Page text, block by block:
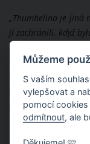
„Thumbelina je jiná
ji zachránili, když
šanci se spojit s
ona nás bere jako
často se leká i
stresuje ji, když
nám řekl, že její
říká veverčin
Můžeme
S vaším
vylepšovat a
pomocí
odmítnout , ale